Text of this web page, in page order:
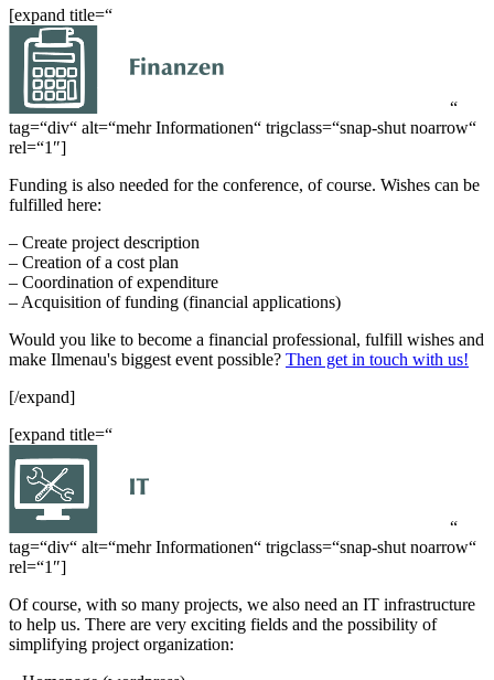
[expand title=“
“
tag=“div“ alt=“mehr Informationen“ trigclass=“snap-shut noarrow“
rel=“1″]
Funding is also needed for the conference, of course. Wishes can be
fulfilled here:
– Create project description
– Creation of a cost plan
– Coordination of expenditure
– Acquisition of funding (financial applications)
Would you like to become a financial professional, fulfill wishes and
make Ilmenau's biggest event possible? Then get in touch with us!
[/expand]
[expand title=“
“
tag=“div“ alt=“mehr Informationen“ trigclass=“snap-shut noarrow“
rel=“1″]
Of course, with so many projects, we also need an IT infrastructure
to help us. There are very exciting fields and the possibility of
simplifying project organization: